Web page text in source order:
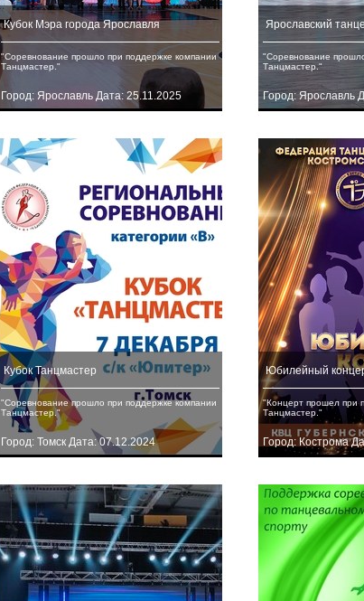
Кубок Мэра города Ярославля
"Соревнование прошло при поддержке компании
Танцмастер."
Город: Ярославль Дата: 25.11.2025
Ярославский
"Соревнование
Танцмастер."
Город: Ярославль
Кубок Танцмастер
"Соревнование прошло при поддержке компании
Танцмастер."
Город: Томск Дата: 07.12.2024
Юбилейный
"Концерт прошел при
Танцмастер."
Город: Кострома